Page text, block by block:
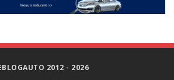
2012 - 2026